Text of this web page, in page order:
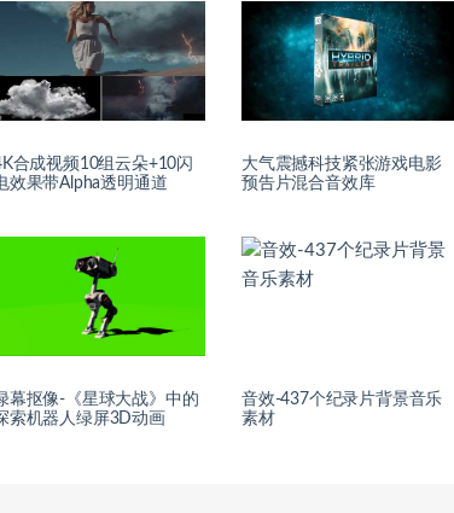
合成视频10组云朵+10闪
效果带Alpha透明通道
大气震撼科技紧张游戏电影
预告片混合音效库
幕抠像-《星球大战》中的
索机器人绿屏3D动画
音效-437个纪录片背景音乐
素材